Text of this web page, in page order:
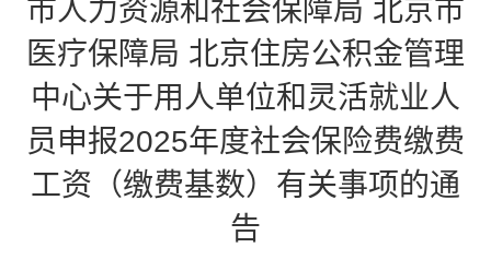
市人力资源和社会保障局 北京市
医疗保障局 北京住房公积金管理
中心关于用人单位和灵活就业人
员申报2025年度社会保险费缴费
工资（缴费基数）有关事项的通
告